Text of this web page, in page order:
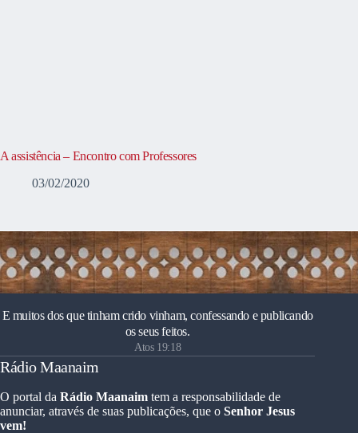
A assistência – Encontro com Professores
03/02/2020
E muitos dos que tinham crido vinham, confessando e publicando
os seus feitos.
Atos 19:18
Rádio Maanaim
O portal da Rádio Maanaim tem a responsabilidade de
anunciar, através de suas publicações, que o Senhor Jesus
vem!